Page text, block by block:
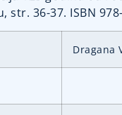
36-37. ISBN
Dragana